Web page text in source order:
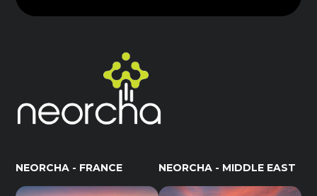
NEORCHA - FRANCE NEORCHA - MIDDLE EAST